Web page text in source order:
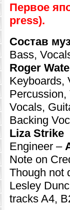
Первое
press).
Состав
Bass,
Roger
Keyboards,
Vocals,
Backing
Liza Strike
Engineer –
Note on
Though not
Lesley
tracks A4,